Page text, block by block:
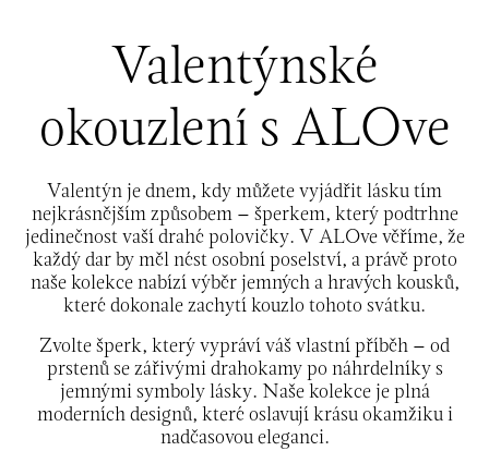
Valentýnské
okouzlení s ALOve
Valentýn je dnem, kdy můžete vyjádřit lásku tím
nejkrásnějším způsobem – šperkem, který podtrhne
jedinečnost vaší drahé polovičky. V ALOve věříme, že
každý dar by měl nést osobní poselství, a právě proto
naše kolekce nabízí výběr jemných a hravých kousků,
které dokonale zachytí kouzlo tohoto svátku.
Zvolte šperk, který vypráví váš vlastní příběh – od
prstenů se zářivými drahokamy po náhrdelníky s
jemnými symboly lásky. Naše kolekce je plná
moderních designů, které oslavují krásu okamžiku i
nadčasovou eleganci.